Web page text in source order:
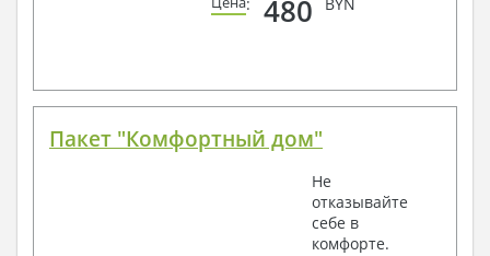
480
Пакет "Комфортный дом"
Не
отказывайте
себе в
комфорте.